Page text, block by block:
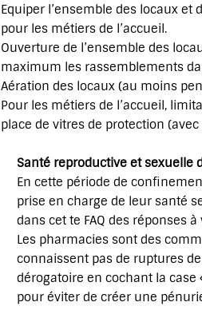
Equiper l’ensemble des locaux
pour les métiers de l’accueil.
Ouverture de l’ensemble des
maximum les rassemblements
Aération des locaux (au moins
Pour les métiers de l’accueil,
place de vitres de protection
Santé reproductive et sexuelle
En cette période de
prise en charge de leur santé
dans cet te FAQ des réponses
Les pharmacies sont des
connaissent pas de ruptures
dérogatoire en cochant la
pour éviter de créer une